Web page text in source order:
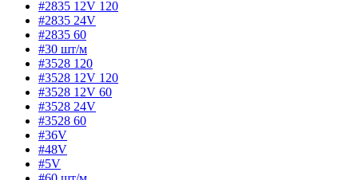
#2835 12V 120
#2835 24V
#2835 60
#30 шт/м
#3528 120
#3528 12V 120
#3528 12V 60
#3528 24V
#3528 60
#36V
#48V
#5V